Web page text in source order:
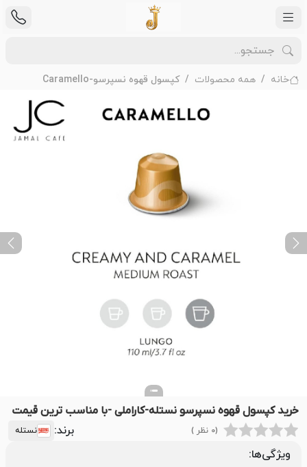
خانه همه محصولات کپسول قهوه نسپرسو-Caramello
Previous
خرید کپسول قهوه نسپرسو نستله-کاراملی -با مناسب ترین قیمت
(0 نظر ) برند: نستله
ویژگی‌ها: